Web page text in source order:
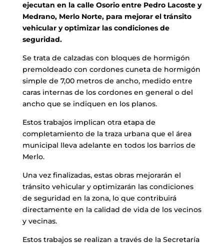
ejecutan en la calle Osorio entre Pedro Lacoste y
Medrano, Merlo Norte, para mejorar el tránsito
vehicular y optimizar las condiciones de
seguridad.
Se trata de calzadas con bloques de hormigón
premoldeado con cordones cuneta de hormigón
simple de 7,00 metros de ancho, medido entre
caras internas de los cordones en general o del
ancho que se indiquen en los planos.
Estos trabajos implican otra etapa de
completamiento de la traza urbana que el área
municipal lleva adelante en todos los barrios de
Merlo.
Una vez finalizadas, estas obras mejorarán el
tránsito vehicular y optimizarán las condiciones
de seguridad en la zona, lo que contribuirá
directamente en la calidad de vida de los vecinos
y vecinas.
Estos trabajos se realizan a través de la Secretaría